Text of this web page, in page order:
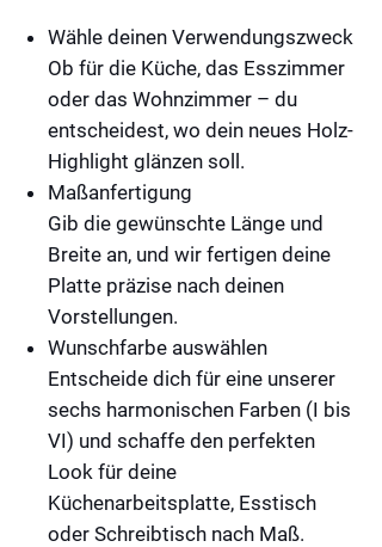
Wähle deinen Verwendungszweck
Ob für die Küche, das Esszimmer
oder das Wohnzimmer – du
entscheidest, wo dein neues Holz-
Highlight glänzen soll.
Maßanfertigung
Gib die gewünschte Länge und
Breite an, und wir fertigen deine
Platte präzise nach deinen
Vorstellungen.
Wunschfarbe auswählen
Entscheide dich für eine unserer
sechs harmonischen Farben (I bis
VI) und schaffe den perfekten
Look für deine
Küchenarbeitsplatte, Esstisch
oder Schreibtisch nach Maß.